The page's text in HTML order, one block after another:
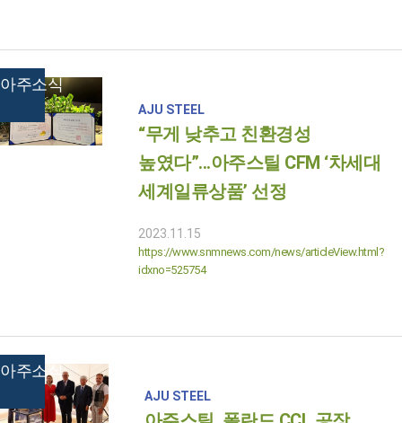
AJU STEEL
“무게 낮추고 친환경성
높였다”...아주스틸 CFM ‘차세대
세계일류상품’ 선정
2023.11.15
https://www.snmnews.com/news/articleView.html?
idxno=525754
아주소식
AJU STEEL
아주소식